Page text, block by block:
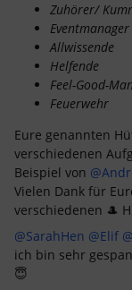
Zuhörer/
Eventmanager
Allwissende
Helfende
Feel-Good-
Feuerwehr
Eure genannten
verschiedenen
Beispiel von
Vielen Dank für
verschiedenen 🎩
@SarahHen @Elif
ich bin sehr
😇